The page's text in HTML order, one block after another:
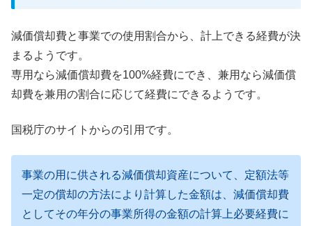
減価償却費と事業での使用割合から、計上できる経費が決
まるようです。
専用なら減価償却費を100%経費にでき、兼用なら減価償
却費を兼用の割合に応じて経費にできるようです。
国税庁のサイトからの引用です。
事業の用に供される減価償却資産について、定額法等
一定の償却の方法により計算した金額は、減価償却費
としてその年分の事業所得の金額の計算上必要経費に